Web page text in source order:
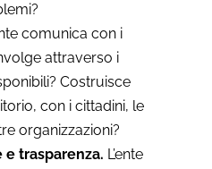
comunica con i
attraverso i
Costruisce
con i cittadini, le
organizzazioni?
e trasparenza. L’ente